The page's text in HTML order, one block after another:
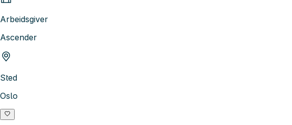
Arbeidsgiver
Ascender
Sted
Oslo